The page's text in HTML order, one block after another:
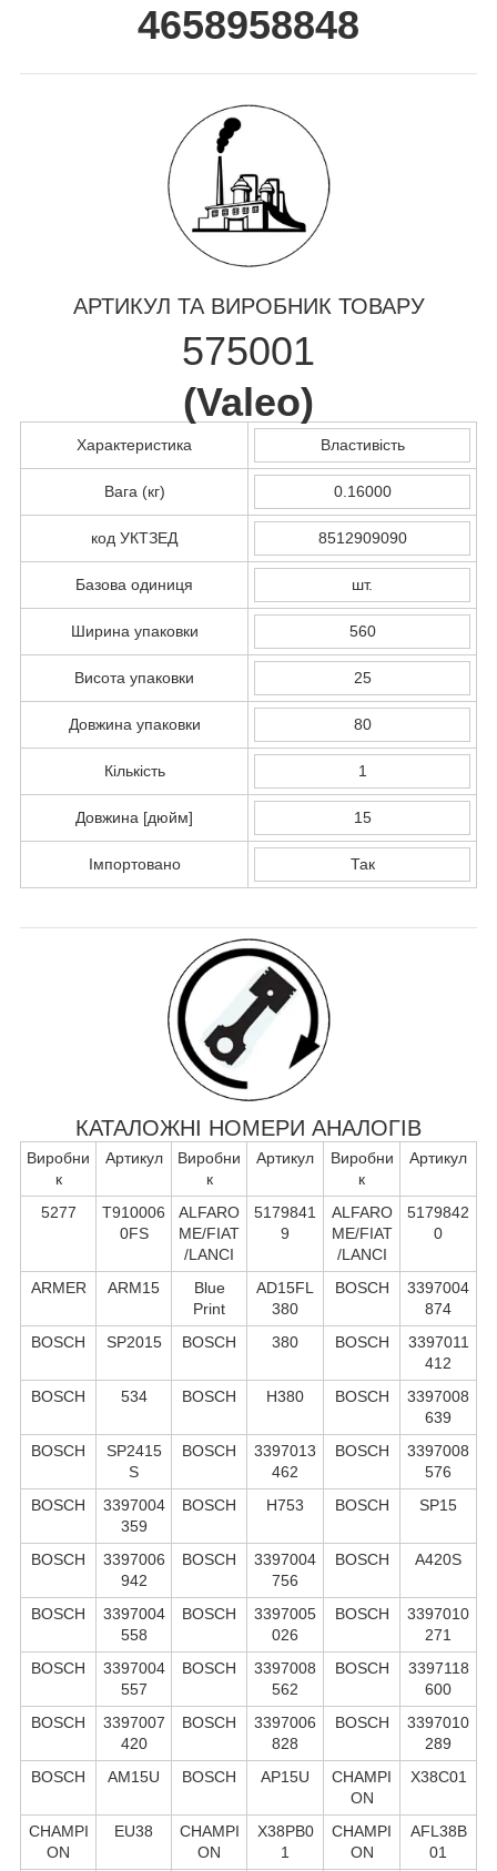
4658958848
АРТИКУЛ ТА ВИРОБНИК ТОВАРУ
575001
(Valeo)
Характеристика Властивість
Вага (кг) 0.16000
код УКТЗЕД 8512909090
Базова одиниця шт.
Ширина упаковки 560
Висота упаковки 25
Довжина упаковки 80
Кількість 1
Довжина [дюйм] 15
Імпортовано Так
КАТАЛОЖНІ НОМЕРИ АНАЛОГІВ
Виробни
к
Артикул
Виробни
к
Артикул
Виробни
к
Артикул
5277
T910006
0FS
ALFARO
ME/FIAT
/LANCI
5179841
9
ALFARO
ME/FIAT
/LANCI
5179842
0
ARMER ARM15
Blue
Print
AD15FL
380
BOSCH
3397004
874
BOSCH
SP2015 BOSCH 380 BOSCH
3397011
412
BOSCH
534 BOSCH H380 BOSCH
3397008
639
BOSCH
SP2415
S
BOSCH
3397013
462
BOSCH
3397008
576
BOSCH
3397004
359
BOSCH H753 BOSCH SP15
BOSCH
3397006
942
BOSCH
3397004
756
BOSCH A420S
BOSCH
3397004
558
BOSCH
3397005
026
BOSCH
3397010
271
BOSCH
3397004
557
BOSCH
3397008
562
BOSCH
3397118
600
BOSCH
3397007
420
BOSCH
3397006
828
BOSCH
3397010
289
BOSCH
AM15U BOSCH AP15U
CHAMPI
ON
X38C01
CHAMPI
ON
EU38
CHAMPI
ON
X38PB0
1
CHAMPI
ON
AFL38B
01